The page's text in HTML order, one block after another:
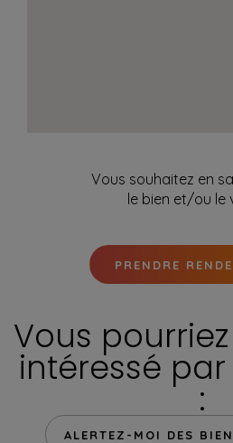
Vous souhaitez en
le bien et/ou le
PRENDRE
Vous
intéressé
:
ALERTEZ-MOI DES